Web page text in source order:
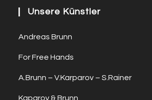
Unsere Künstler
Andreas Brunn
For Free Hands
A.Brunn – V.Karparov – S.Rainer
Kaparov & Brunn